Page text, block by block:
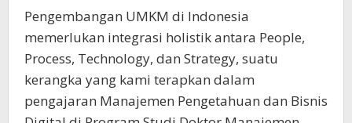
Pengembangan UMKM di Indonesia
memerlukan integrasi holistik antara People,
Process, Technology, dan Strategy, suatu
kerangka yang kami terapkan dalam
pengajaran Manajemen Pengetahuan dan Bisnis